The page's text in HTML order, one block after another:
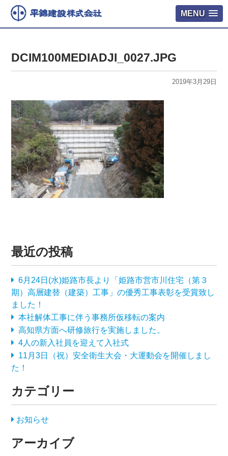
MENU
DCIM100MEDIADJI_0027.JPG
2019年3月29日
最近の投稿
6月24日(水)姫路市長より「姫路市営市川住宅（第３
期）高層建替（建築）工事」の優秀工事表彰を受賞致し
ました！
本社解体工事に伴う事務所仮移転の案内
高知県方面へ研修旅行を実施しました。
4人の新入社員を迎えて入社式
11月3日（祝）安全衛生大会・大運動会を開催しまし
た！
カテゴリー
お知らせ
アーカイブ